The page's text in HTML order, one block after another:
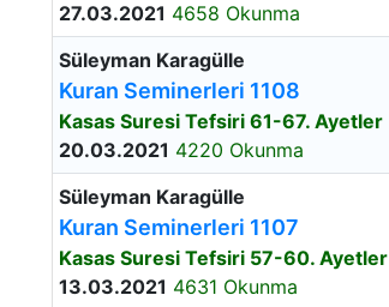
27.03.2021 4658 Okunma
Süleyman Karagülle
Kuran Seminerleri 1108
Kasas Suresi Tefsiri 61-67. Ayetler
20.03.2021 4220 Okunma
Süleyman Karagülle
Kuran Seminerleri 1107
Kasas Suresi Tefsiri 57-60. Ayetler
13.03.2021 4631 Okunma